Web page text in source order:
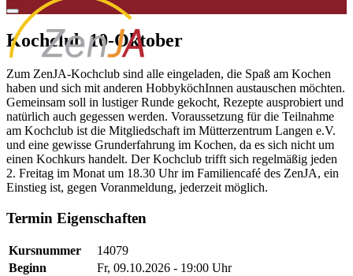
Kochclub 10-Oktober
Zum ZenJA-Kochclub sind alle eingeladen, die Spaß am Kochen
haben und sich mit anderen HobbyköchInnen austauschen möchten.
Gemeinsam soll in lustiger Runde gekocht, Rezepte ausprobiert und
natürlich auch gegessen werden. Voraussetzung für die Teilnahme
am Kochclub ist die Mitgliedschaft im Mütterzentrum Langen e.V.
und eine gewisse Grunderfahrung im Kochen, da es sich nicht um
einen Kochkurs handelt. Der Kochclub trifft sich regelmäßig jeden
2. Freitag im Monat um 18.30 Uhr im Familiencafé des ZenJA, ein
Einstieg ist, gegen Voranmeldung, jederzeit möglich.
Termin Eigenschaften
Kursnummer
14079
Beginn
Fr, 09.10.2026 - 19:00 Uhr